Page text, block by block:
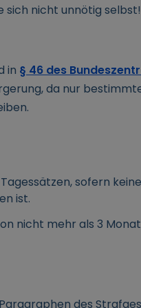
sich nicht unnötig selbst!
in § 46 des
da nur
sofern
ist.
nicht mehr als 3
des